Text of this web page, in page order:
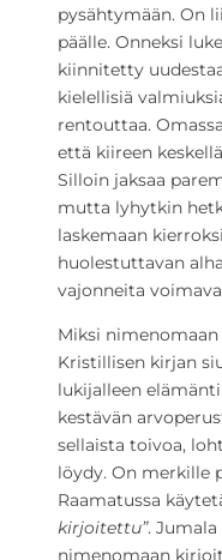
pysähtymään. On
päälle. Onneksi
kiinnitetty
kielellisiä
rentouttaa.
että kiireen
Silloin jaksaa
mutta lyhytkin
laskemaan
huolestuttavan
vajonneita
Miksi
Kristillisen kirjan
lukijalleen
kestävän
sellaista toivoa,
löydy. On merkille
Raamatussa
kirjoitettu”.
nimenomaan